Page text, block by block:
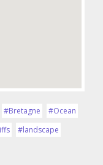
#Bretagne
#Ocean
#landscape